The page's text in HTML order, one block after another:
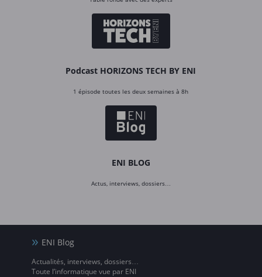
Podcast HORIZONS TECH BY ENI
1 épisode toutes les deux semaines à 8h
ENI BLOG
Actus, interviews, dossiers…
ENI Blog
Actualités, interviews, dossiers…
Toute l’informatique vue par ENI